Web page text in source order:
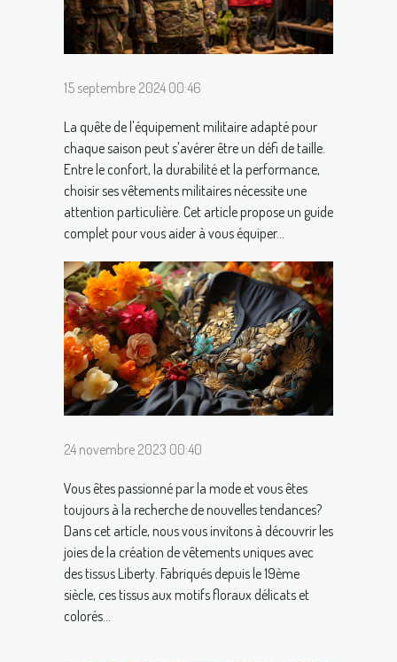
15 septembre 2024 00:46
La quête de l'équipement militaire adapté pour
chaque saison peut s'avérer être un défi de taille.
Entre le confort, la durabilité et la performance,
choisir ses vêtements militaires nécessite une
attention particulière. Cet article propose un guide
complet pour vous aider à vous équiper...
24 novembre 2023 00:40
Vous êtes passionné par la mode et vous êtes
toujours à la recherche de nouvelles tendances?
Dans cet article, nous vous invitons à découvrir les
joies de la création de vêtements uniques avec
des tissus Liberty. Fabriqués depuis le 19ème
siècle, ces tissus aux motifs floraux délicats et
colorés...